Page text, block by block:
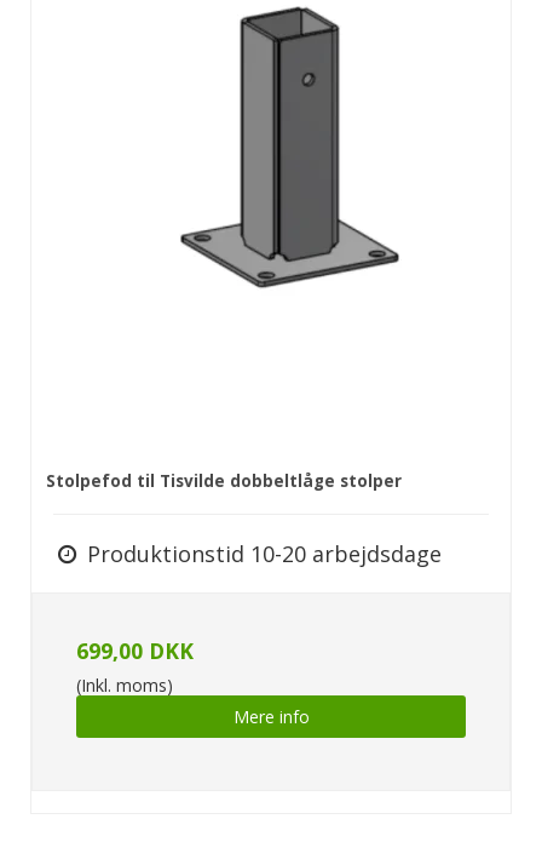
Stolpefod til Tisvilde dobbeltlåge stolper
Produktionstid 10-20 arbejdsdage
699,00 DKK
(Inkl. moms)
Mere info